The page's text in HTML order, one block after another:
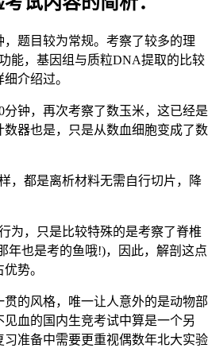
，题目较为常规。考察了较多的理
能，基因组与质粒DNA提取的比较
介绍过。
分钟，再次考察了数玉米，这已经是
器也是，只是从数血细胞变成了数
，都是离析材料无需自行切片，降
为，只是比较特殊的是考察了脊椎
年也是考的鱼哦!)，因此，解剖这点
势。
的风格，唯一让人意外的是动物部
血的国内生竞考试中算是一个另
准备中需要更重视偶数年北大实验